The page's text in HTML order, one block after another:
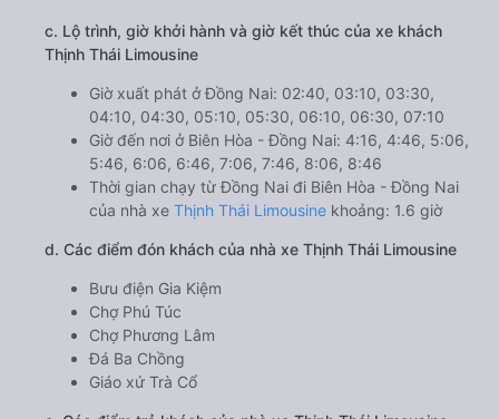
c. Lộ trình, giờ khởi hành và giờ kết thúc của xe khách
Thịnh Thái Limousine
Giờ xuất phát ở Đồng Nai: 02:40, 03:10, 03:30,
04:10, 04:30, 05:10, 05:30, 06:10, 06:30, 07:10
Giờ đến nơi ở Biên Hòa - Đồng Nai: 4:16, 4:46, 5:06,
5:46, 6:06, 6:46, 7:06, 7:46, 8:06, 8:46
Thời gian chạy từ Đồng Nai đi Biên Hòa - Đồng Nai
của nhà xe Thịnh Thái Limousine khoảng: 1.6 giờ
d. Các điểm đón khách của nhà xe Thịnh Thái Limousine
Bưu điện Gia Kiệm
Chợ Phú Túc
Chợ Phương Lâm
Đá Ba Chồng
Giáo xứ Trà Cổ